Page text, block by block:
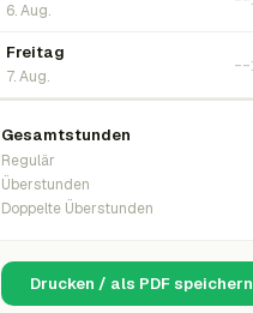
6. Aug.
Freitag
7. Aug.
Gesamtstunden
Regulär
Überstunden
Doppelte Überstunden
Drucken / als PDF speichern